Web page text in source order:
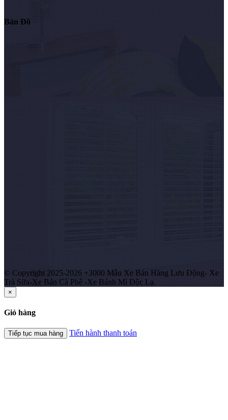
Bản Đồ
© Copyright 2025-2026 +3000 Mẫu Xe Bán Hàng Lưu Động- Xe
Trà Sữa-Xe Bán Cà Phê -Xe Bánh Mì Độc Lạ.
×
Giỏ hàng
Tiếp tục mua hàng Tiến hành thanh toán